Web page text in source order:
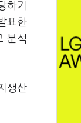
하기
표한
분석
생산